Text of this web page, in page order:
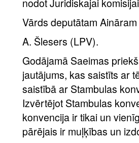
nodot Juridiskajai
Vārds deputātam
A. Šlesers (LPV).
Godājamā Saeimas
jautājums, kas saistīts ar
saistībā ar Stambulas
Izvērtējot Stambulas
konvencija ir tikai un
pārējais ir muļķības un